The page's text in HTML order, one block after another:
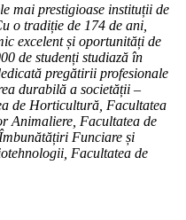
mai prestigioase instituții de
o tradiție de 174 de ani,
excelent și oportunități de
de studenți studiază în
pregătirii profesionale
durabilă a societății –
de Horticultură, Facultatea
Animaliere, Facultatea de
Funciare și
Facultatea de